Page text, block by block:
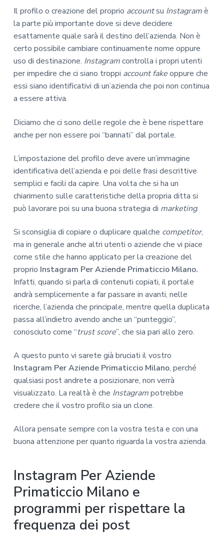
Il profilo o creazione del proprio accountsu Instagramè
la parte più importante dove si deve decidere
esattamente quale sarà il destino dell’azienda. Non è
certo possibile cambiare continuamente nome oppure
uso di destinazione. Instagramcontrolla i propri utenti
per impedire che ci siano troppi account fakeoppure che
essi siano identificativi di un’azienda che poi non continua
a essere attiva.
Diciamo che ci sono delle regole che è bene rispettare
anche per non essere poi “bannati” dal portale.
L’impostazione del profilo deve avere un’immagine
identificativa dell’azienda e poi delle frasi descrittive
semplici e facili da capire. Una volta che si ha un
chiarimento sulle caratteristiche della propria ditta si
può lavorare poi su una buona strategia di marketing.
Si sconsiglia di copiare o duplicare qualche competitor,
ma in generale anche altri utenti o aziende che vi piace
come stile che hanno applicato per la creazione del
proprio Instagram Per Aziende Primaticcio Milano.
Infatti, quando si parla di contenuti copiati, il portale
andrà semplicemente a far passare in avanti, nelle
ricerche, l’azienda che principale, mentre quella duplicata
passa all’indietro avendo anche un “punteggio”,
conosciuto come “trust score”, che sia pari allo zero.
A questo punto vi sarete già bruciati il vostro
Instagram Per Aziende Primaticcio Milano, perché
qualsiasi post andrete a posizionare, non verrà
visualizzato. La realtà è che Instagrampotrebbe
credere che il vostro profilo sia un clone.
Allora pensate sempre con la vostra testa e con una
buona attenzione per quanto riguarda la vostra azienda.
Instagram Per Aziende
Primaticcio Milano e
programmi per rispettare la
frequenza dei post